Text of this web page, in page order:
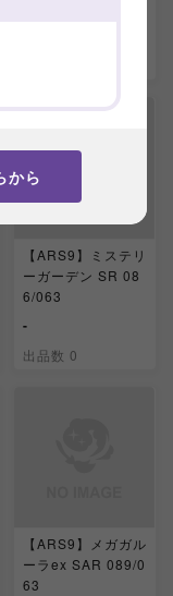
【ARS9】ミステリ
ーガーデン SR 08
6/063
-
出品数 0
【ARS9】メガガル
ーラex SAR 089/0
63
から